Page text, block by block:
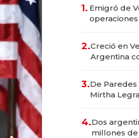
1. Emigró de
operaciones
2.Creció en
Argentina
marcas
3.De
Mirtha
deportivo
4.Dos
millones